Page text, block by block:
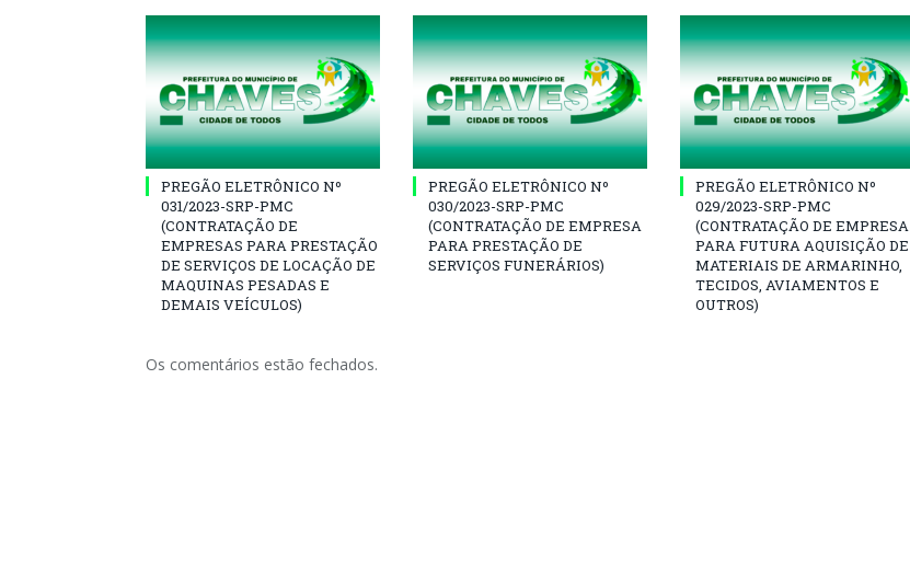
PREGÃO ELETRÔNICO Nº
031/2023-SRP-PMC
(CONTRATAÇÃO DE
EMPRESAS PARA PRESTAÇÃO
DE SERVIÇOS DE LOCAÇÃO DE
MAQUINAS PESADAS E
DEMAIS VEÍCULOS)
PREGÃO ELETRÔNICO Nº
030/2023-SRP-PMC
(CONTRATAÇÃO DE EMPRESA
PARA PRESTAÇÃO DE
SERVIÇOS FUNERÁRIOS)
PREGÃO ELETRÔNICO Nº
029/2023-SRP-PMC
(CONTRATAÇÃO DE EMPRESA
PARA FUTURA AQUISIÇÃO DE
MATERIAIS DE ARMARINHO,
TECIDOS, AVIAMENTOS E
OUTROS)
Os comentários estão fechados.